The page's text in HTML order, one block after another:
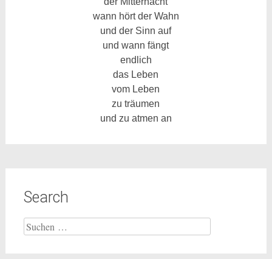
wann hört der Wahn
und der Sinn auf
und wann fängt
endlich
das Leben
vom Leben
zu träumen
und zu atmen an
Search
Suche
nach: